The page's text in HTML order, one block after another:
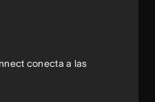
conecta a las